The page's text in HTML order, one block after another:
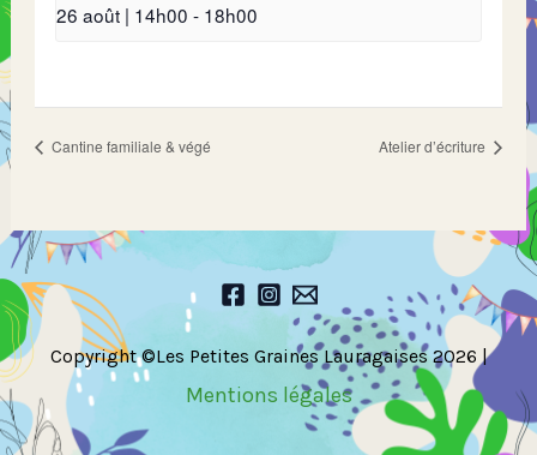
26 août | 14h00 - 18h00
Cantine familiale & végé Atelier d’écriture
Copyright ©Les Petites Graines Lauragaises 2026 |
Mentions légales